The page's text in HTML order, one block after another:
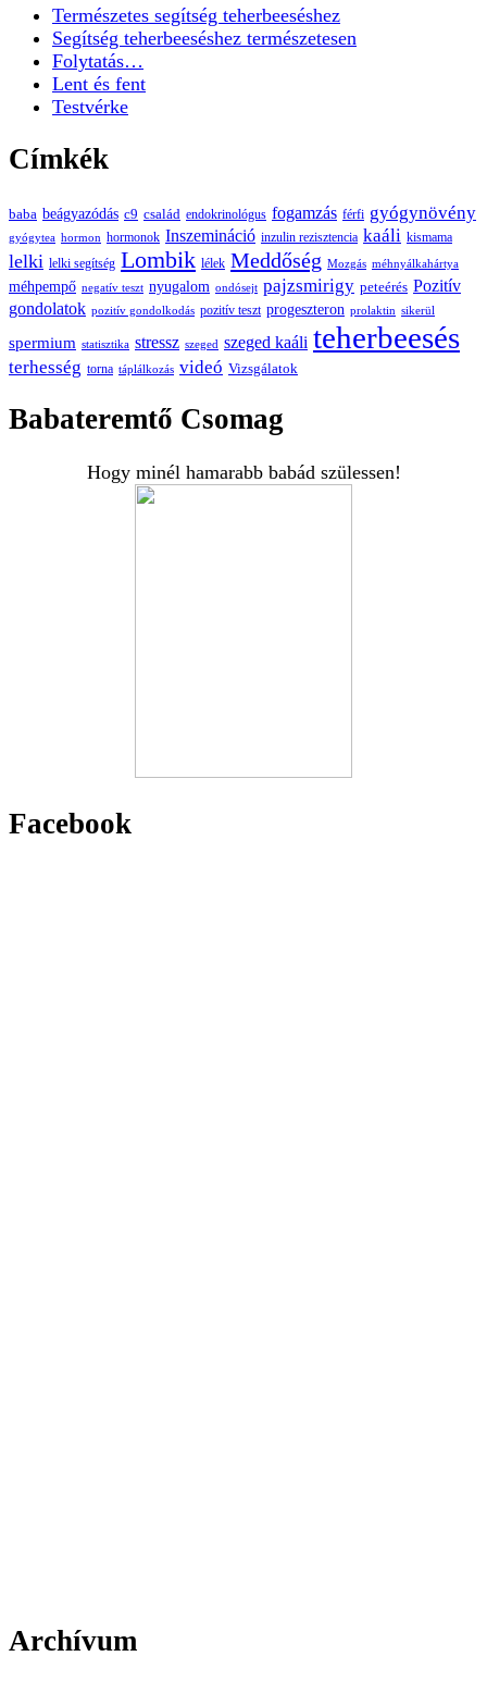
Természetes segítség teherbeeséshez
Segítség teherbeeséshez természetesen
Folytatás…
Lent és fent
Testvérke
Címkék
baba beágyazódás c9 család endokrinológus fogamzás férfi gyógynövény
gyógytea hormon hormonok Inszemináció inzulin rezisztencia kaáli kismama
lelki lelki segítség Lombik lélek Meddőség Mozgás méhnyálkahártya
méhpempő negatív teszt nyugalom ondósejt pajzsmirigy peteérés Pozitív
gondolatok pozitív gondolkodás pozitív teszt progeszteron prolaktin sikerül
spermium statisztika stressz szeged szeged kaáli teherbeesés
terhesség torna táplálkozás videó Vizsgálatok
Babateremtő Csomag
Hogy minél hamarabb babád szülessen!
Facebook
Archívum